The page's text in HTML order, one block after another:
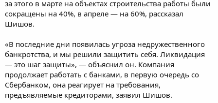
за этого в марте на объектах строительства работы были
сокращены на 40%, в апреле — на 60%, рассказал
Шишов.
«В последние дни появилась угроза недружественного
банкротства, и мы решили защитить себя. Ликвидация
— это шаг защиты», — объяснил он. Компания
продолжает работать с банками, в первую очередь со
Сбербанком, она реагирует на требования,
предъявляемые кредиторами, заявил Шишов.